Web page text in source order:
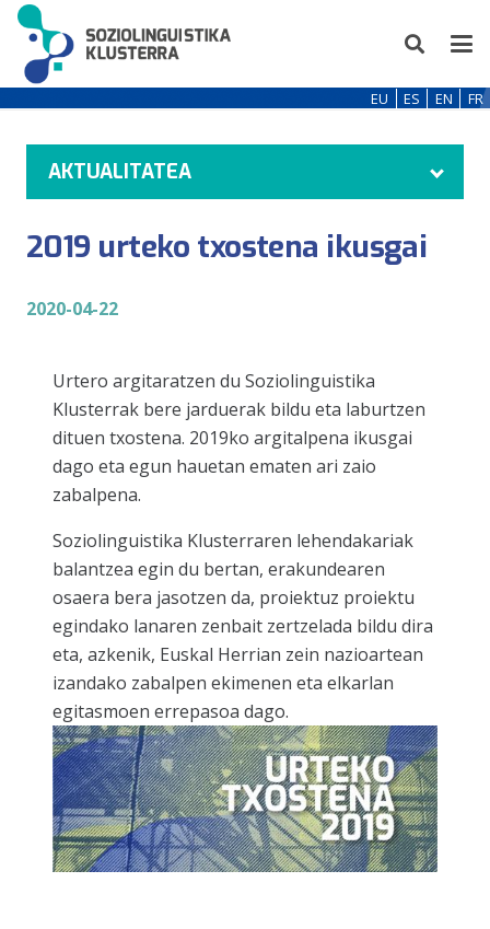
EU ES EN FR
AKTUALITATEA
2019 urteko txostena ikusgai
2020-04-22
Urtero argitaratzen du Soziolinguistika
Klusterrak bere jarduerak bildu eta laburtzen
dituen txostena. 2019ko argitalpena ikusgai
dago eta egun hauetan ematen ari zaio
zabalpena.
Soziolinguistika Klusterraren lehendakariak
balantzea egin du bertan, erakundearen
osaera bera jasotzen da, proiektuz proiektu
egindako lanaren zenbait zertzelada bildu dira
eta, azkenik, Euskal Herrian zein nazioartean
izandako zabalpen ekimenen eta elkarlan
egitasmoen errepasoa dago.